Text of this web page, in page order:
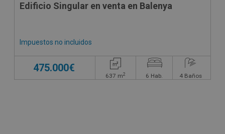
Edificio Singular en venta en Balenya
Impuestos no incluidos
475.000€
637 m2 6 Hab. 4 Baños